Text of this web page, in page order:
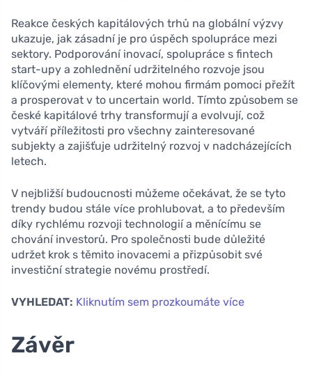
Reakce českých kapitálových trhů na globální výzvy
ukazuje, jak zásadní je pro úspěch spolupráce mezi
sektory. Podporování inovací, spolupráce s fintech
start-upy a zohlednění udržitelného rozvoje jsou
klíčovými elementy, které mohou firmám pomoci přežít
a prosperovat v to uncertain world. Tímto způsobem se
české kapitálové trhy transformují a evolvují, což
vytváří příležitosti pro všechny zainteresované
subjekty a zajišťuje udržitelný rozvoj v nadcházejících
letech.
V nejbližší budoucnosti můžeme očekávat, že se tyto
trendy budou stále více prohlubovat, a to především
díky rychlému rozvoji technologií a měnícímu se
chování investorů. Pro společnosti bude důležité
udržet krok s těmito inovacemi a přizpůsobit své
investiční strategie novému prostředí.
VYHLEDAT: Kliknutím sem prozkoumáte více
Závěr